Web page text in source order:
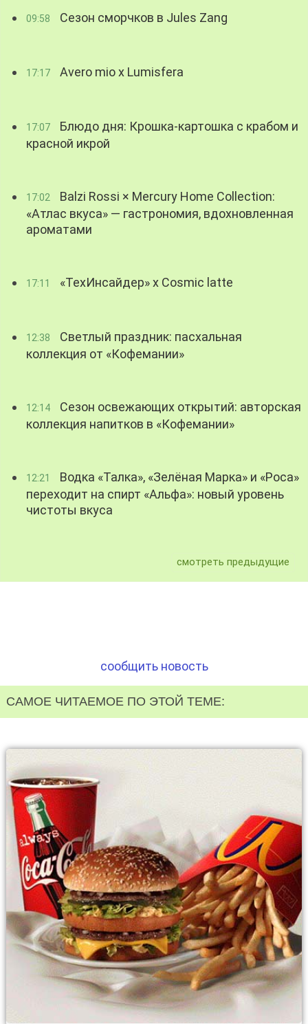
09:58 Сезон сморчков в Jules Zang
17:17 Avero mio x Lumisfera
17:07
Блюдо дня: Крошка-картошка с крабом и
красной икрой
17:02
Balzi Rossi × Mercury Home Collection:
«Атлас вкуса» — гастрономия, вдохновленная
ароматами
17:11 «ТехИнсайдер» х Cosmic latte
12:38
Светлый праздник: пасхальная
коллекция от «Кофемании»
12:14
Сезон освежающих открытий: авторская
коллекция напитков в «Кофемании»
12:21
Водка «Талка», «Зелёная Марка» и «Роса»
переходит на спирт «Альфа»: новый уровень
чистоты вкуса
смотреть предыдущие
сообщить новость
САМОЕ ЧИТАЕМОЕ ПО ЭТОЙ ТЕМЕ: